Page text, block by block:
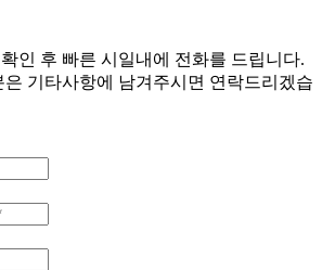
인 후 빠른 시일내에 전화를 드립니다.
기타사항에 남겨주시면 연락드리겠습